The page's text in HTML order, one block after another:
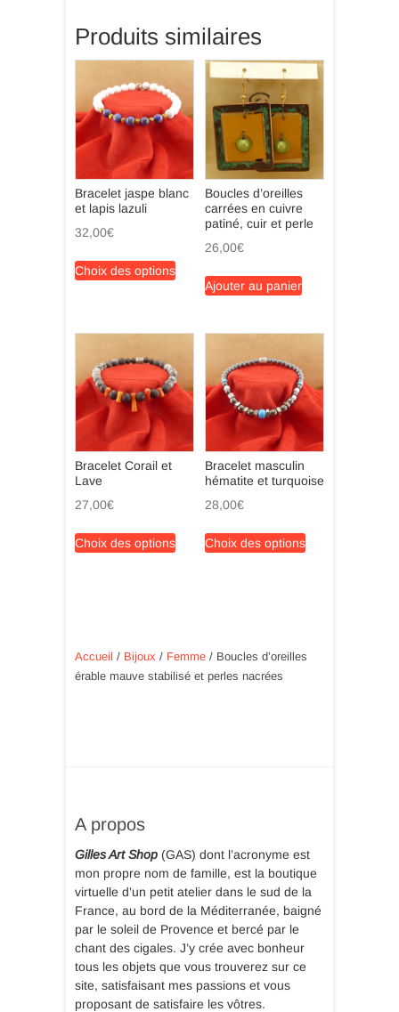
Produits similaires
Bracelet jaspe blanc
et lapis lazuli
32,00€
Choix des optionsproduit
variations.
options
peuvent
être
sur
produit
Boucles d’oreilles
carrées en cuivre
patiné, cuir et perle
26,00€
Ajouter au panier
Bracelet Corail et
Lave
27,00€
Choix des optionsproduit
Bracelet masculin
hématite et turquoise
28,00€
Choix des optionsproduit
Accueil / Bijoux / Femme / Boucles d’oreilles
érable mauve stabilisé et perles nacrées
A propos
Gilles Art Shop (GAS) dont l’acronyme est
mon propre nom de famille, est la boutique
virtuelle d’un petit atelier dans le sud de la
France, au bord de la Méditerranée, baigné
par le soleil de Provence et bercé par le
chant des cigales. J’y crée avec bonheur
tous les objets que vous trouverez sur ce
site, satisfaisant mes passions et vous
proposant de satisfaire les vôtres.